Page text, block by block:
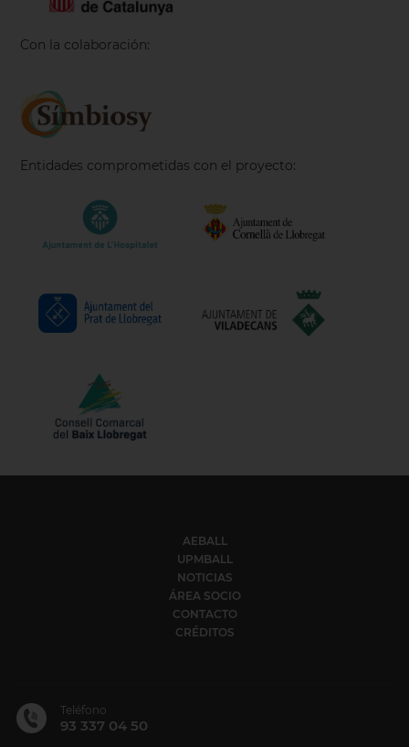
Con la colaboración:
Entidades comprometidas con el proyecto:
AEBALL
UPMBALL
NOTICIAS
ÁREA SOCIO
CONTACTO
CRÉDITOS
Teléfono
93 337 04 50